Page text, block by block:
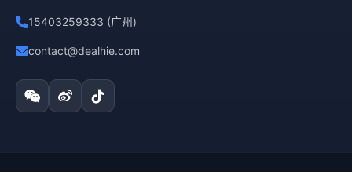
15403259333 (广州)
contact@dealhie.com